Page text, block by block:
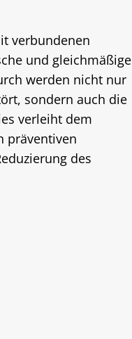
verbundenen
und gleichmäßige
werden nicht nur
sondern auch die
verleiht dem
präventiven
des